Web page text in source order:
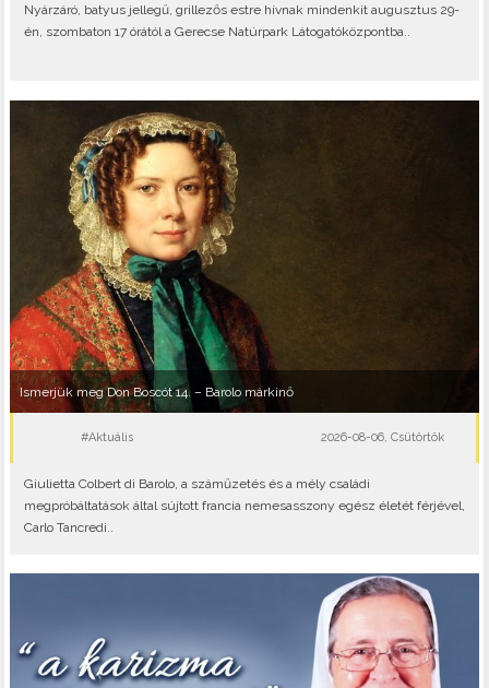
Nyárzáró, batyus jellegű, grillezős estre hívnak mindenkit augusztus 29-
én, szombaton 17 órától a Gerecse Natúrpark Látogatóközpontba..
Ismerjük meg Don Boscót 14. – Barolo márkinő
#Aktuális 2026-08-06, Csütörtök
Giulietta Colbert di Barolo, a száműzetés és a mély családi
megpróbáltatások által sújtott francia nemesasszony egész életét férjével,
Carlo Tancredi..